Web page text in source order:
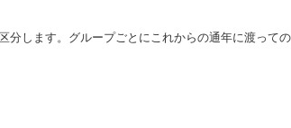
分します。グループごとにこれからの通年に渡っ